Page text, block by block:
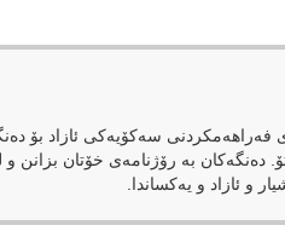
دەنگەکان بە رۆژنامەی خۆتان بزانن و
و ئازاد و یەکساندا.